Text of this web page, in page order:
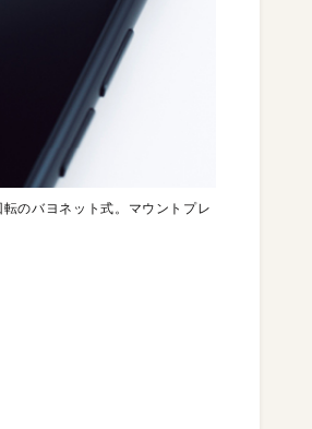
のバヨネット式。マウントプレ